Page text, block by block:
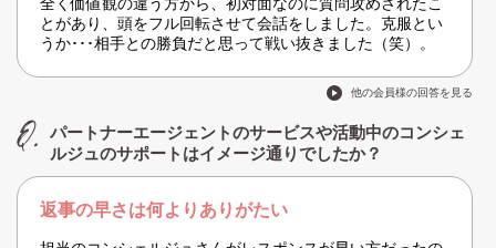
とがあり、頭をフル回転させて会話をしました。克服とい
うか･･･相手との勝負だと思って戦い抜きました（笑）。
他の会員様の回答を見る
パートナーエージェントのサービスや活動中のコンシェ
ルジュのサポートはイメージ通りでしたか？
返事の早さは何よりありがたい